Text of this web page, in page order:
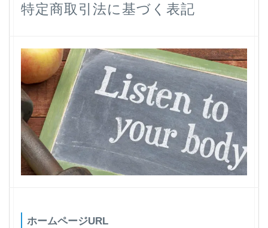
特定商取引法に基づく表記
ホームページURL